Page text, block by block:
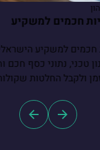
חכמים למשקיע
חכמים למשקיע
טכני, נתוני כסף חכם
ולקבל החלטות